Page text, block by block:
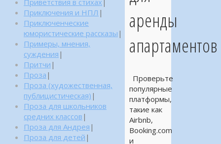
аренды
апартаментов
Проверьте
популярные
платформы,
такие как
Airbnb,
Booking.com
и
Приветствия в стихах
Приключения и НПЛ |
Приключенческие
юмористические рассказы |
Примеры, мнения,
суждения |
Притчи |
Проза |
Проза (художественная,
публицистическая) |
Проза для школьников
средних классов |
Проза для Андрея |
Проза для детей |